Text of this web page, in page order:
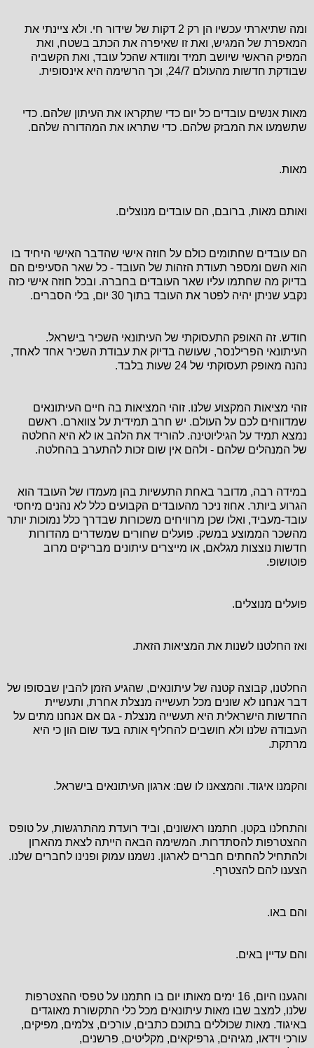
ומה שתיארתי עכשיו הן רק 2 דקות של שידור חי. ולא ציינתי את
המאפרת של המגיש, ואת זו שאיפרה את הכתב בשטח, ואת
המפיק הראשי שיושב תמיד ומוודא שהכל עובד, ואת הקשביה
שבודקת חדשות מהעולם 24/7, וכך הרשימה היא אינסופית.
מאות אנשים עובדים כל יום כדי שתקראו את העיתון שלהם. כדי
שתשמעו את המבזק שלהם. כדי שתראו את המהדורה שלהם.
מאות.
ואותם מאות, ברובם, הם עובדים מנוצלים.
הם עובדים שחתומים כולם על חוזה אישי שהדבר האישי היחיד בו
הוא השם ומספר תעודת הזהות של העובד - כל שאר הסעיפים הם
בדיוק מה שחתמו עליו שאר העובדים בחברה. ובכל חוזה אישי כזה
נקבע שניתן יהיה לפטר את העובד בתוך 30 יום, בלי הסברים.
חודש. זה האופק התעסוקתי של העיתונאי השכיר בישראל.
העיתונאי הפרילנסר, שעושה בדיוק את עבודת השכיר אחד לאחד,
נהנה מאופק תעסוקתי של 24 שעות בלבד.
זוהי מציאות המקצוע שלנו. זוהי המציאות בה חיים העיתונאים
שמדווחים לכם על העולם. יש חרב תמידית על צווארם. ראשם
נמצא תמיד על הגיליוטינה. להוריד את הלהב או לא היא החלטה
של המנהלים שלהם - ולהם אין שום זכות להתערב בהחלטה.
במידה רבה, מדובר באחת התעשיות בהן מעמדו של העובד הוא
הגרוע ביותר. אחוז ניכר מהעובדים הקבועים כלל לא נהנים מיחסי
עובד-מעביד, ואלו שכן מרוויחים משכורות שבדרך כלל נמוכות יותר
מהשכר הממוצע במשק. פועלים שחורים שמשדרים מהדורות
חדשות נוצצות מגלאם, או מייצרים עיתונים מבריקים מרוב
פוטושופ.
פועלים מנוצלים.
ואז החלטנו לשנות את המציאות הזאת.
החלטנו, קבוצה קטנה של עיתונאים, שהגיע הזמן להבין שבסופו של
דבר אנחנו לא שונים מכל תעשייה מנצלת אחרת, ותעשיית
החדשות הישראלית היא תעשייה מנצלת - גם אם אנחנו מתים על
העבודה שלנו ולא חושבים להחליף אותה בעד שום הון כי היא
מרתקת.
והקמנו איגוד. והמצאנו לו שם: ארגון העיתונאים בישראל.
והתחלנו בקטן. חתמנו ראשונים, וביד רועדת מהתרגשות, על טופס
ההצטרפות להסתדרות. המשימה הבאה הייתה לצאת מהארון
ולהתחיל להחתים חברים לארגון. נשמנו עמוק ופנינו לחברים שלנו.
הצענו להם להצטרף.
והם באו.
והם עדיין באים.
והגענו היום, 16 ימים מאותו יום בו חתמנו על טפסי ההצטרפות
שלנו, למצב שבו מאות עיתונאים מכל כלי התקשורת מאוגדים
באיגוד. מאות שכוללים בתוכם כתבים, עורכים, צלמים, מפיקים,
עורכי וידאו, מגיהים, גרפיקאים, מקליטים, פרשנים,